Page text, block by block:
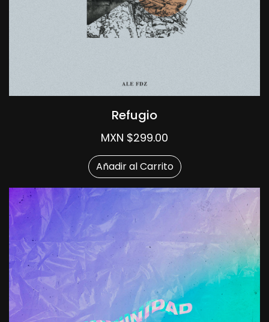
Refugio
MXN $299.00
Añadir al Carrito